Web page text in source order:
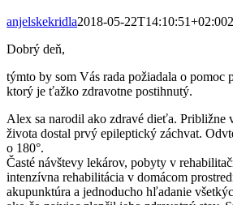
anjelskekridla2018-05-22T14:10:51+02:00
Dobrý deň,
týmto by som Vás rada požiadala o pomoc
ktorý je ťažko zdravotne postihnutý.
Alex sa narodil ako zdravé dieťa. Približne
života dostal prvý epileptický záchvat.
o 180°.
Časté návštevy lekárov, pobyty v
intenzívna rehabilitácia v domácom
akupunktúra a jednoducho hľadanie